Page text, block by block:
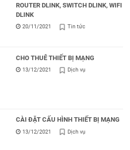
ROUTER DLINK, SWITCH DLINK, WIFI
DLINK
20/11/2021 Tin tức
CHO THUÊ THIẾT BỊ MẠNG
13/12/2021 Dịch vụ
CÀI ĐẶT CẤU HÌNH THIẾT BỊ MẠNG
13/12/2021 Dịch vụ